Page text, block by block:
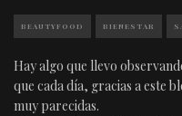
BEAUTYFOOD BIENESTAR
Hay algo que llevo
que cada día, gracias a este
muy parecidas.